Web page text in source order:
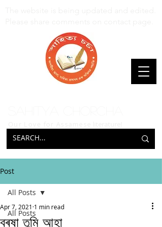
Post
All Posts
All Posts
বৰষা তুমি আহা
Apr 7, 2021 1 min read